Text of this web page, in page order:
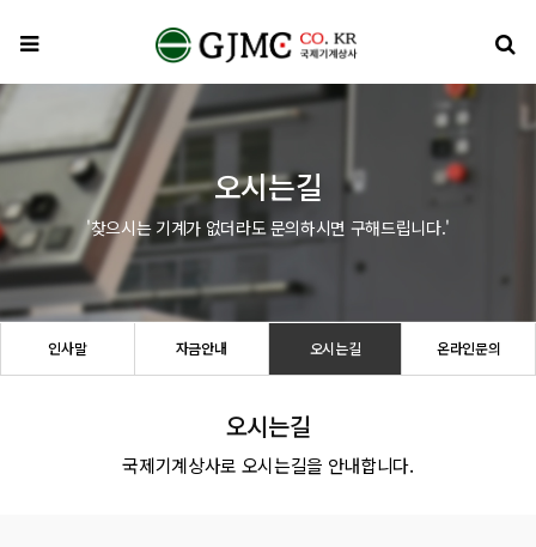
메뉴
오시는길
'찾으시는 기계가 없더라도 문의하시면 구해드립니다.'
인사말 자금안내 오시는길 온라인문의
오시는길
국제기계상사로 오시는길을 안내합니다.